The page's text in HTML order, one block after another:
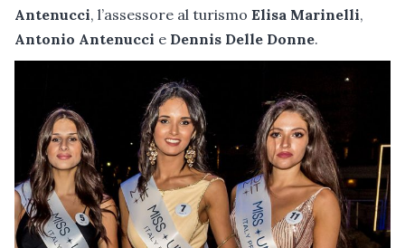
Antenucci, l’assessore al turismo Elisa Marinelli,
Antonio Antenucci e Dennis Delle Donne.